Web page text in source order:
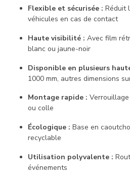
Flexible et sécurisée : Réduit
véhicules en cas de contact
Haute visibilité : Avec film
blanc ou jaune-noir
Disponible en plusieurs
1000 mm, autres dimensions
Montage rapide :
ou colle
Écologique : Base en
recyclable
Utilisation polyvalente :
événements